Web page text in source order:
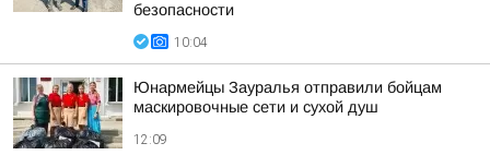
безопасности
10:04
Юнармейцы Зауралья отправили бойцам
маскировочные сети и сухой душ
12:09